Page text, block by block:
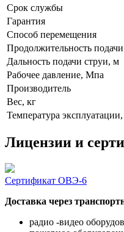
Срок службы
Гарантия
Способ перемещения
Продолжительность
Дальность подачи струи, м
Рабочее давление, Мпа
Производитель
Вес, кг
Температура эксплуатации,
Лицензии и
Сертификат ОВЭ-6
Доставка через
радио -видео